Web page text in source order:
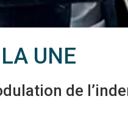
UNE
de